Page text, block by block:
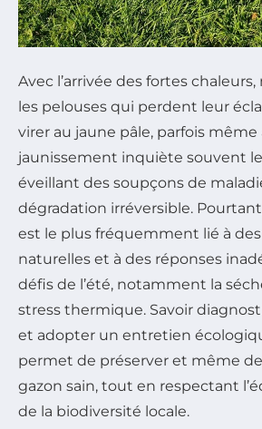
Avec l’arrivée des fortes
les pelouses qui perdent leur
virer au jaune pâle, parfois même
jaunissement inquiète souvent
éveillant des soupçons de
dégradation irréversible.
est le plus fréquemment lié à
naturelles et à des réponses
défis de l’été, notamment la
stress thermique. Savoir
et adopter un entretien
permet de préserver et même
gazon sain, tout en respectant
de la biodiversité locale.